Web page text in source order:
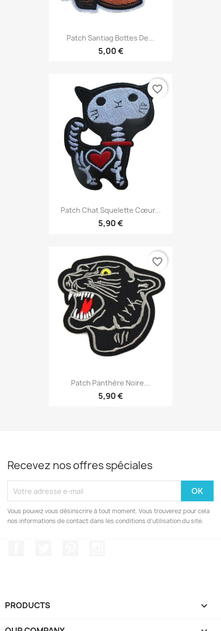
Patch Santiag Bottes De...
5,00 €
Patch Chat Squelette Cœur...
5,90 €
favorite_border
Patch Panthère Noire...
5,90 €
favorite_border
Recevez nos offres spéciales
Vous pouvez vous désinscrire à tout moment. Vous trouverez pour cela
nos informations de contact dans les conditions d'utilisation du site.
PRODUCTS 